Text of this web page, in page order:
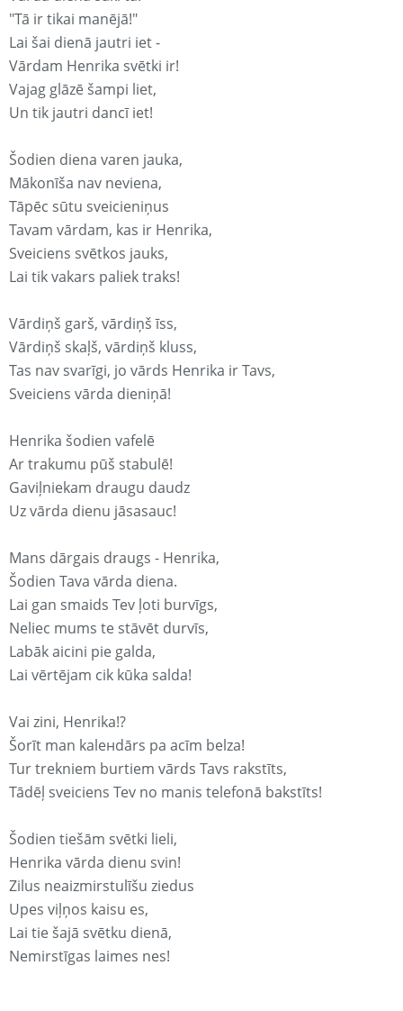
"Tā ir tikai manējā!"
Lai šai dienā jautri iet -
Vārdam Henrika svētki ir!
Vajag glāzē šampi liet,
Un tik jautri dancī iet!
Šodien diena varen jauka,
Mākonīša nav neviena,
Tāpēc sūtu sveicieniņus
Tavam vārdam, kas ir Henrika,
Sveiciens svētkos jauks,
Lai tik vakars paliek traks!
Vārdiņš garš, vārdiņš īss,
Vārdiņš skaļš, vārdiņš kluss,
Tas nav svarīgi, jo vārds Henrika ir Tavs,
Sveiciens vārda dieniņā!
Henrika šodien vafelē
Ar trakumu pūš stabulē!
Gaviļniekam draugu daudz
Uz vārda dienu jāsasauc!
Mans dārgais draugs - Henrika,
Šodien Tava vārda diena.
Lai gan smaids Tev ļoti burvīgs,
Neliec mums te stāvēt durvīs,
Labāk aicini pie galda,
Lai vērtējam cik kūka salda!
Vai zini, Henrika!?
Šorīt man kaleнdārs pa acīm belza!
Tur trekniem burtiem vārds Tavs rakstīts,
Tādēļ sveiciens Tev no manis telefonā bakstīts!
Šodien tiešām svētki lieli,
Henrika vārda dienu svin!
Zilus neaizmirstulīšu ziedus
Upes viļņos kaisu es,
Lai tie šajā svētku dienā,
Nemirstīgas laimes nes!